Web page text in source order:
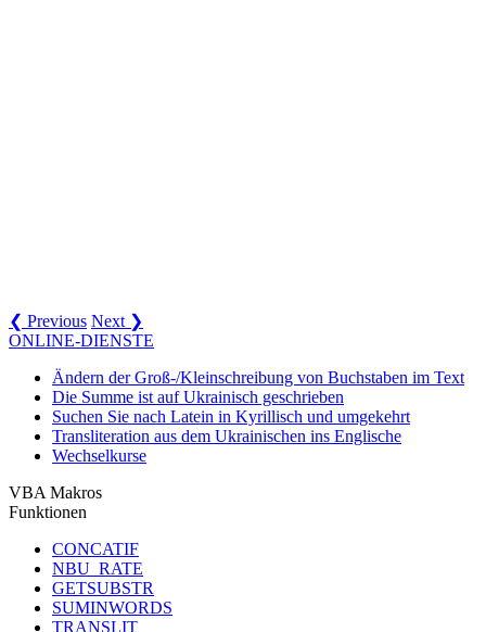
❮ Previous Next ❯
ONLINE-DIENSTE
Ändern der Groß-/Kleinschreibung von Buchstaben im Text
Die Summe ist auf Ukrainisch geschrieben
Suchen Sie nach Latein in Kyrillisch und umgekehrt
Transliteration aus dem Ukrainischen ins Englische
Wechselkurse
VBA Makros
Funktionen
CONCATIF
NBU_RATE
GETSUBSTR
SUMINWORDS
TRANSLIT